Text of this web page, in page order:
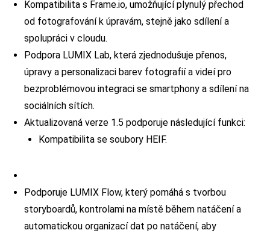
Kompatibilita s Frame.io, umožňující plynulý přechod
od fotografování k úpravám, stejně jako sdílení a
spolupráci v cloudu.
Podpora LUMIX Lab, která zjednodušuje přenos,
úpravy a personalizaci barev fotografií a videí pro
bezproblémovou integraci se smartphony a sdílení na
sociálních sítích.
Aktualizovaná verze 1.5 podporuje následující funkci:
Kompatibilita se soubory HEIF.
Podporuje LUMIX Flow, který pomáhá s tvorbou
storyboardů, kontrolami na místě během natáčení a
automatickou organizací dat po natáčení, aby